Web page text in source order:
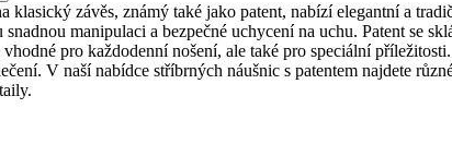
klasický závěs, známý také jako patent, nabízí elegantní a
manipulaci a bezpečné uchycení na uchu. Patent se
pro každodenní nošení, ale také pro speciální
V naší nabídce stříbrných náušnic s patentem najdete